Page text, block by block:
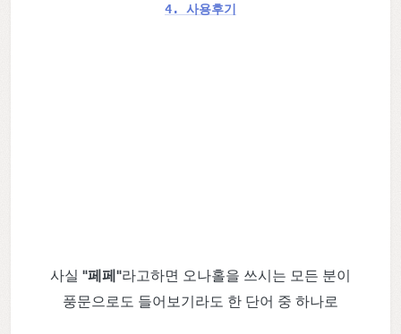
4. 사용후기
사실 "페페"라고하면 오나홀을 쓰시는 모든 분이
풍문으로도 들어보기라도 한 단어 중 하나로